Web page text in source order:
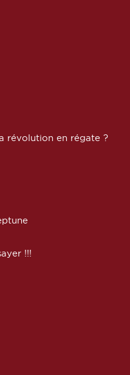
révolution en régate ?
!!!